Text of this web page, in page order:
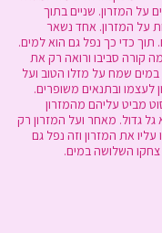
שניים בתוך
אחד נשאר
תוך כדי כך נפל גם הוא למים.
סביבו ורואה רק את
במים שמח על מזלו הטוב ועל
ובתנאים משופרים.
מביט עליהם מהמזרון
גדול. מאחר ועל המזרון רק
את המזרון וזה נפל גם
צחקו השלושה במים.